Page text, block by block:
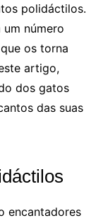
polidáctilos.
um número
os torna
artigo,
dos gatos
das suas
encantadores